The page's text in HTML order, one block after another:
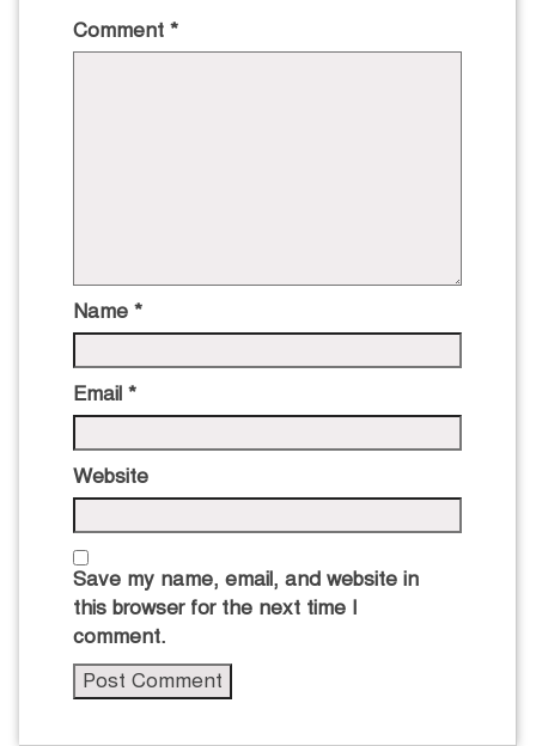
Comment *
Name *
Email *
Website
Save my name, email, and website in
this browser for the next time I
comment.